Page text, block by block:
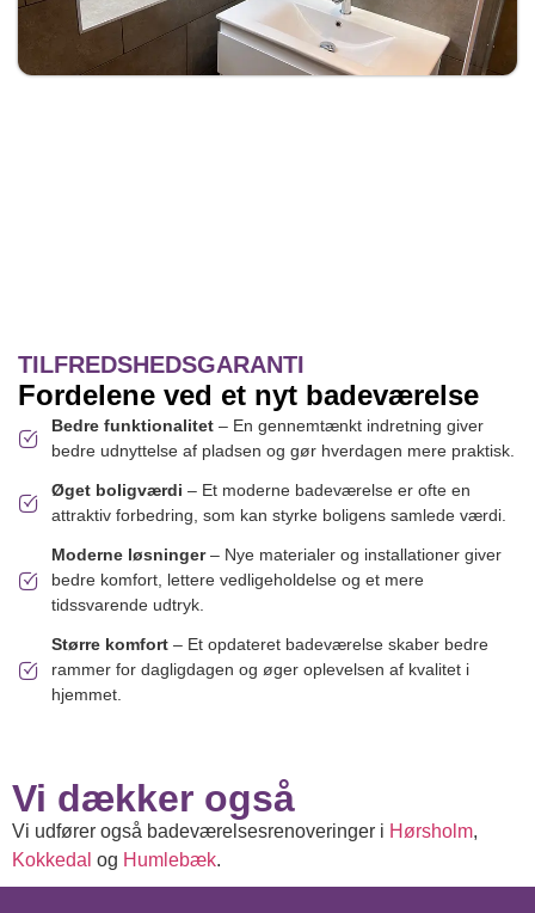
TILFREDSHEDSGARANTI
Fordelene ved et nyt badeværelse
Bedre funktionalitet– En gennemtænkt indretning giver
bedre udnyttelse af pladsen og gør hverdagen mere praktisk.
Øget boligværdi – Et moderne badeværelse er ofte en
attraktiv forbedring, som kan styrke boligens samlede værdi.
Moderne løsninger– Nye materialer og installationer giver
bedre komfort, lettere vedligeholdelse og et mere
tidssvarende udtryk.
Større komfort– Et opdateret badeværelse skaber bedre
rammer for dagligdagen og øger oplevelsen af kvalitet i
hjemmet.
Vi dækker også
Vi udfører også badeværelsesrenoveringer i Hørsholm,
Kokkedal og Humlebæk.